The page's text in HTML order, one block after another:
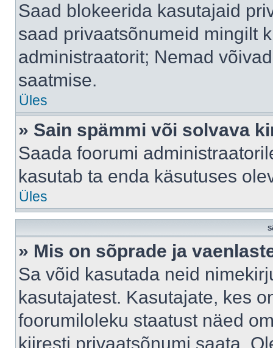
Saad blokeerida kasutajaid
saad privaatsõnumeid mingilt
administraatorit; Nemad
saatmise.
Üles
» Sain spämmi või solvava
Saada foorumi
kasutab ta enda käsutuses
Üles
» Mis on sõprade ja
Sa võid kasutada neid
kasutajatest. Kasutajate, kes
foorumiloleku staatust näed
kiiresti privaatsõnumi saata.